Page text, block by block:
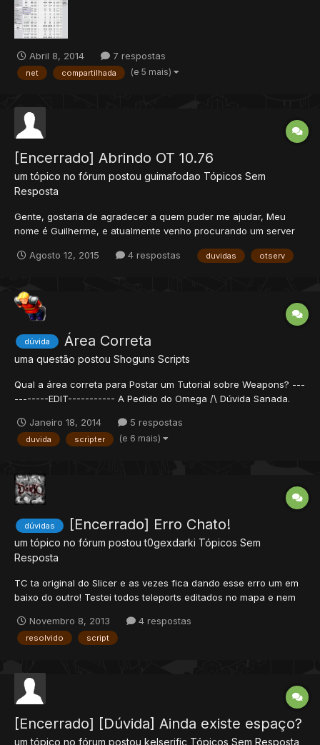
mas consegui entrar pelo ip-fixo. Sou novato em criaçã...
Abril 8, 2014 7 respostas
net compartilhada (e 5 mais)
[Encerrado] Abrindo OT 10.76
um tópico no fórum postou guimafodao Tópicos Sem
Resposta
Gente, gostaria de agradecer a quem puder me ajudar, Meu
nome é Guilherme, e atualmente venho procurando um server
então como um bom e velho tibiano gostaria de criar meu
com...
Agosto 12, 2015 4 respostas duvidas otserv
dúvida Área Correta
uma questão postou Shoguns Scripts
Qual a área correta para Postar um Tutorial sobre Weapons? ---
--------EDIT----------- A Pedido do Omega /\ Dúvida Sanada.
Janeiro 18, 2014 5 respostas
duvida scripter (e 6 mais)
dúvidas [Encerrado] Erro Chato!
um tópico no fórum postout0gexdarki Tópicos Sem
Resposta
TC ta original do Slicer e as vezes fica dando esse erro um em
baixo do outro! Testei todos teleports editados no mapa e nem
[08/11/2013 04:38:53] [Error - MoveEvents Interface] [08/11/2013
04:38:53] data/movements/scripts/PVP/T...
Novembro 8, 2013 4 respostas
resolvido script
[Encerrado] [Dúvida] Ainda existe espaço?
um tópico no fórum postou kelserific Tópicos Sem Resposta